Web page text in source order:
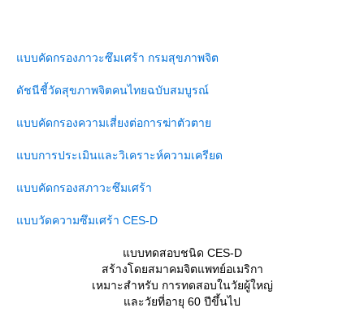
เกี่ยวข้องกับโดปามีน วิตามิน E ช่วยป้องกันพาร์กินสันได้ รวมทั้งโป
วกแป้งเข้าช่วย ออกกำลังกายก็ช่วยได้เช่นเดียวกัน
าเพิ่มระดับโดปามีน - ในกลุ่มของโรคจิตเภท ซึ่งมีระดับ โดปามีน สู
เคียงมาก เช่น มีอาการเกร็งที่คอ เคลื่อนไหวช้า ตัวแข็ง
าลดระดับโดปามีน - จะมีกลุ่มยาที่เข้าไปแล้วเปลี่ยนแปลงเป็นโด
ที่ออกฤทธิ์เลียนแบบโดปามีน และ กลุ่มยาที่ออกฤทธิ์ต่อต้านเอมไซ
ดปามีนทำงานได้ดีขึ้น
บบคัดกรองภาวะซึมเศร้า กรมสุขภาพจิต
ดัชนีชี้วัดสุขภาพจิตคนไทยฉบับสมบูรณ์
บบคัดกรองความเสี่ยงต่อการฆ่าตัวตา
บบการประเมินและวิเคราะห์ความเครียด
บบคัดกรองสภาวะซึมเศร้า
บบวัดความซึมเศร้า CES-D
บบทดสอบชนิด CES-D
สร้างโดยสมาคมจิตแพทย์อเมริกา
เหมาะสำหรับ การทดสอบในวัยผู้ใหญ่
ละวัยที่อายุ 60 ปีขึ้นไป